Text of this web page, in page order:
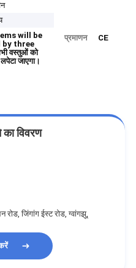
will be
by three
वस्तुओं को
जाएगा।
प्रमाणन CE
विवरण
जिंगांग ईस्ट रोड, ग्वांगझू,